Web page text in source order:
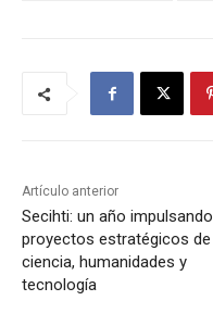
Artículo anterior
Secihti: un año impulsando
proyectos estratégicos de
ciencia, humanidades y
tecnología